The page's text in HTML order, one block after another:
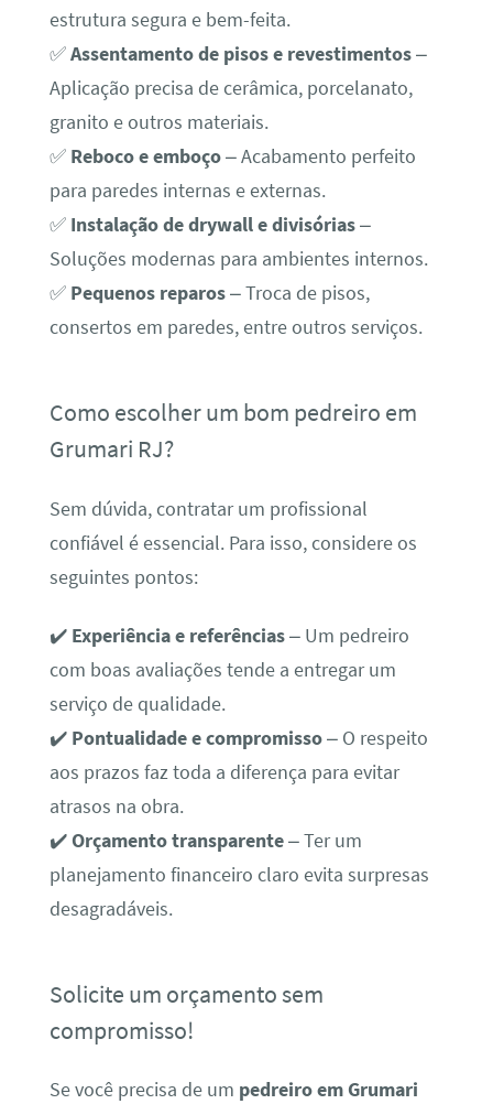
estrutura segura e bem-feita.
✅Assentamento de pisos e revestimentos–
Aplicação precisa de cerâmica, porcelanato,
granito e outros materiais.
✅ Reboco e emboço– Acabamento perfeito
para paredes internas e externas.
✅ Instalação de drywall e divisórias–
Soluções modernas para ambientes internos.
✅ Pequenos reparos– Troca de pisos,
consertos em paredes, entre outros serviços.
Como escolher um bom pedreiro em
Grumari RJ?
Sem dúvida, contratar um profissional
confiável é essencial. Para isso, considere os
seguintes pontos:
✔️ Experiência e referências– Um pedreiro
com boas avaliações tende a entregar um
serviço de qualidade.
✔️ Pontualidade e compromisso– O respeito
aos prazos faz toda a diferença para evitar
atrasos na obra.
✔️Orçamento transparente– Ter um
planejamento financeiro claro evita surpresas
desagradáveis.
Solicite um orçamento sem
compromisso!
Se você precisa de um pedreiro em Grumari